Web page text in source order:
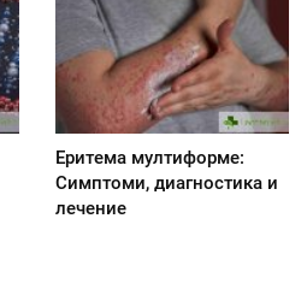
Еритема мултиформе:
Симптоми, диагностика и
лечение